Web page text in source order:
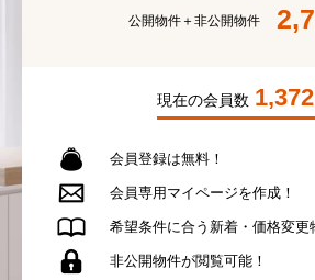
公開物件＋非公開物件
現在の会員数 1,372
会員登録は無料！
会員専用 マイページを作成！
希望条件に合う 新着・価格変更
非公開物件が閲覧可能！